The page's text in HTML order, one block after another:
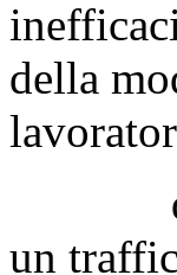
della
da
un